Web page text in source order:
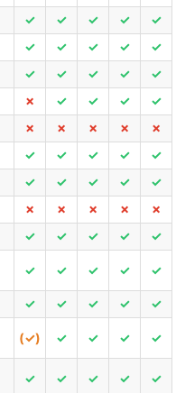
✓ ✓ ✓ ✓
✓
✓ ✓ ✓ ✓
✓
✓ ✓ ✓ ✓
✓
✗ ✓ ✓ ✓
✓
✗ ✗ ✗ ✗
✗
✓ ✓ ✓ ✓
✓
✓ ✓ ✓ ✓
✓
✗ ✗ ✗ ✗
✗
✓ ✓ ✓ ✓
✓
✓ ✓ ✓ ✓ ✓
✓ ✓ ✓ ✓
✓
(✓) ✓ ✓ ✓ ✓
✓ ✓ ✓ ✓ ✓